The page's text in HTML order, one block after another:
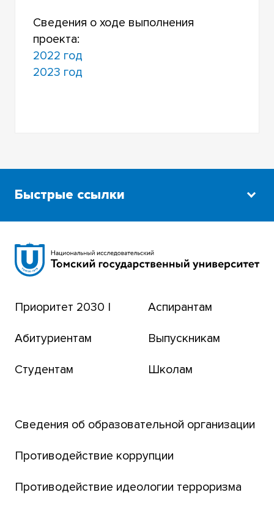
Сведения о ходе выполнения
проекта:
2022 год
2023 год
Быстрые ссылки
Сибирский ботанический сад
Томский региональный центр коллективного
Транссибирский научный путь
Парк социогуманитарных технологий ТГУ
Английский для всех
ТГУ
Приоритет 2030 |
Абитуриентам
Студентам
Аспирантам
Выпускникам
Школам
Сведения об образовательной организации
Противодействие коррупции
Противодействие идеологии терроризма